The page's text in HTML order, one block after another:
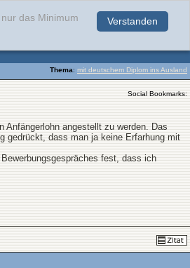
Verstanden
das Minimum
Thema: mit deutschem Diplom ins Ausland
Social Bookmarks:
angestellt zu werden. Das
gedrückt, dass man ja keine Erfarhung mit
fest, dass ich